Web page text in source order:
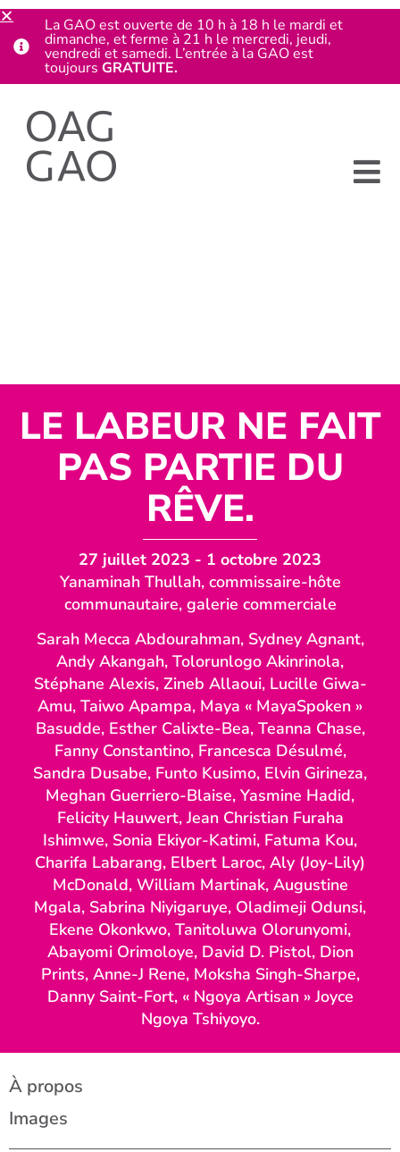
LE LABEUR NE FAIT
PAS PARTIE DU
RÊVE.
27 juillet 2023 - 1 octobre 2023
Yanaminah Thullah, commissaire-hôte
communautaire, galerie commerciale
Sarah Mecca Abdourahman, Sydney Agnant,
Andy Akangah, Tolorunlogo Akinrinola,
Stéphane Alexis, Zineb Allaoui, Lucille Giwa-
Amu, Taiwo Apampa, Maya « MayaSpoken »
Basudde, Esther Calixte-Bea, Teanna Chase,
Fanny Constantino, Francesca Désulmé,
Sandra Dusabe, Funto Kusimo, Elvin Girineza,
Meghan Guerriero-Blaise, Yasmine Hadid,
Felicity Hauwert, Jean Christian Furaha
Ishimwe, Sonia Ekiyor-Katimi, Fatuma Kou,
Charifa Labarang, Elbert Laroc, Aly (Joy-Lily)
McDonald, William Martinak, Augustine
Mgala, Sabrina Niyigaruye, Oladimeji Odunsi,
Ekene Okonkwo, Tanitoluwa Olorunyomi,
Abayomi Orimoloye, David D. Pistol, Dion
Prints, Anne-J Rene, Moksha Singh-Sharpe,
Danny Saint-Fort, « Ngoya Artisan » Joyce
Ngoya Tshiyoyo.
À propos
Images
La GAO est ouverte de 10 h à 18 h le mardi et
dimanche, et ferme à 21 h le mercredi, jeudi,
vendredi et samedi. L’entrée à la GAO est
toujours GRATUITE.